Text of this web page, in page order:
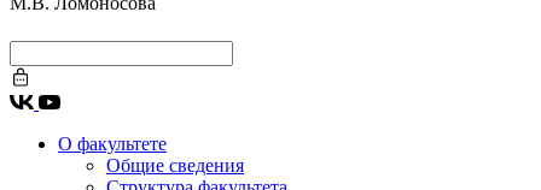
О факультете
Общие сведения